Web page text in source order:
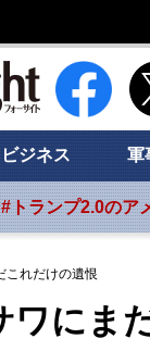
新潮社
ジネス 軍
#トランプ2.0のア
これだけの遺恨
ワにま